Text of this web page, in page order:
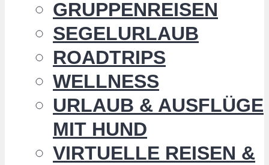
GRUPPENREISEN
SEGELURLAUB
ROADTRIPS
WELLNESS
URLAUB & AUSFLÜGE
MIT HUND
VIRTUELLE REISEN &